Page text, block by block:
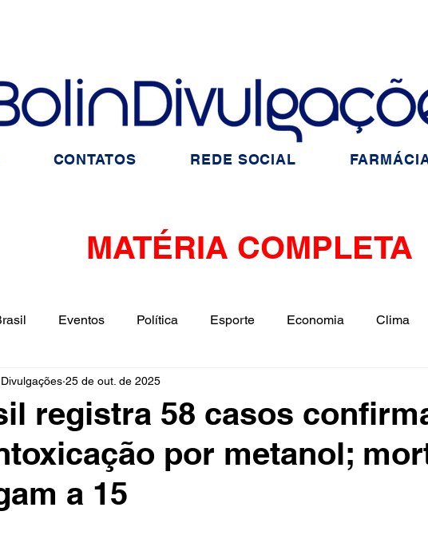
MATÉRIA COMPLETA
Eventos Política Esporte Economia Clima
Judiciário Cidades
Educação Influencer Luto Artista Seleção
Esclarecimento
registra 58 casos
por metanol;
a 15
25 de out. de 2025
CONTATOS REDE SOCIAL